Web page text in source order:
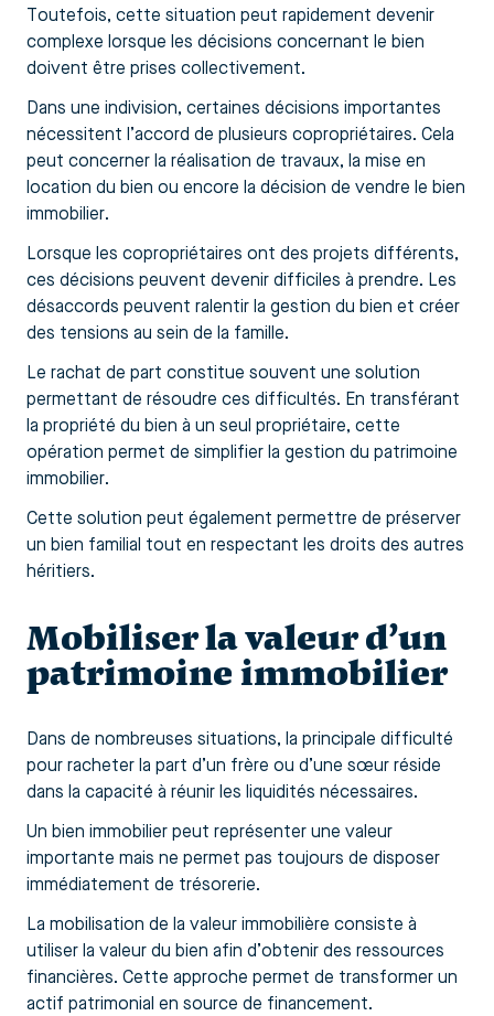
Toutefois, cette situation peut rapidement devenir
complexe lorsque les décisions concernant le bien
doivent être prises collectivement.
Dans une indivision, certaines décisions importantes
nécessitent l’accord de plusieurs copropriétaires. Cela
peut concerner la réalisation de travaux, la mise en
location du bien ou encore la décision de vendre le bien
immobilier.
Lorsque les copropriétaires ont des projets différents,
ces décisions peuvent devenir difficiles à prendre. Les
désaccords peuvent ralentir la gestion du bien et créer
des tensions au sein de la famille.
Le rachat de part constitue souvent une solution
permettant de résoudre ces difficultés. En transférant
la propriété du bien à un seul propriétaire, cette
opération permet de simplifier la gestion du patrimoine
immobilier.
Cette solution peut également permettre de préserver
un bien familial tout en respectant les droits des autres
héritiers.
Mobiliser la valeur d’un
patrimoine immobilier
Dans de nombreuses situations, la principale difficulté
pour racheter la part d’un frère ou d’une sœur réside
dans la capacité à réunir les liquidités nécessaires.
Un bien immobilier peut représenter une valeur
importante mais ne permet pas toujours de disposer
immédiatement de trésorerie.
La mobilisation de la valeur immobilière consiste à
utiliser la valeur du bien afin d’obtenir des ressources
financières. Cette approche permet de transformer un
actif patrimonial en source de financement.